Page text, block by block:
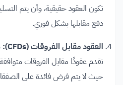
تكون العقود حقيقية، وأن يتم
دفع مقابلها بشكل فوري.
العقود مقابل الفروقات (CFDs):
تقدم عقودًا مقابل الفروقات
حيث لا يتم فرض فائدة على